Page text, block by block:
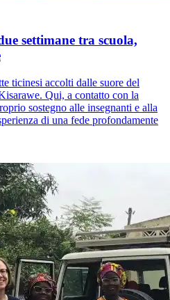
settimane tra scuola,
ticinesi accolti dalle suore del
Qui, a contatto con la
sostegno alle insegnanti e alla
di una fede profondamente